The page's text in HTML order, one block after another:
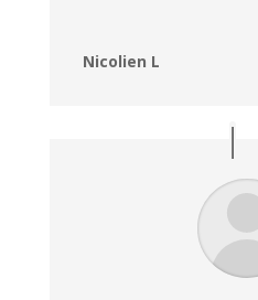
Nicolien L